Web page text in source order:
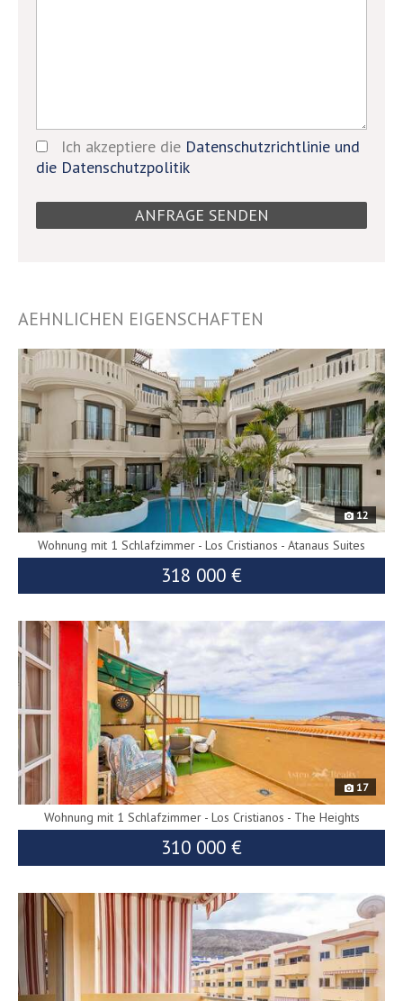
Ich akzeptiere die Datenschutzrichtlinie und
die Datenschutzpolitik
AEHNLICHEN EIGENSCHAFTEN
12
Wohnung mit 1 Schlafzimmer - Los Cristianos - Atanaus Suites
318 000 €
17
Wohnung mit 1 Schlafzimmer - Los Cristianos - The Heights
310 000 €